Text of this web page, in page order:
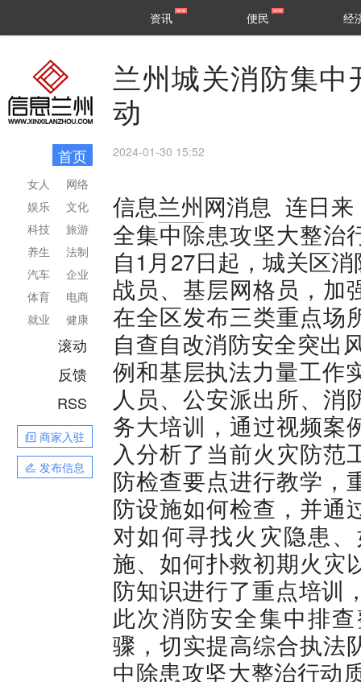
区县
资讯 便民 经
首页
网络
文化
旅游
法制
企业
电商
健康
女人
娱乐
科技
养生
汽车
体育
就业
滚动
反馈
RSS
商家入驻
发布信息
兰州城关消防集
动
2024-01-30 15:52
信息兰州网消息 连日来
全集中除患攻坚大整治
自1月27日起，城关区
战员、基层网格员，加
在全区发布三类重点场
自查自改消防安全突出
例和基层执法力量工作
人员、公安派出所、消
务大培训，通过视频案
入分析了当前火灾防范
防检查要点进行教学，
防设施如何检查，并通
对如何寻找火灾隐患
施、如何扑救初期火灾
防知识进行了重点培训
此次消防安全集中排
骤，切实提高综合执法
中除患攻坚大整治行动